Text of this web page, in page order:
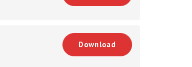
Download